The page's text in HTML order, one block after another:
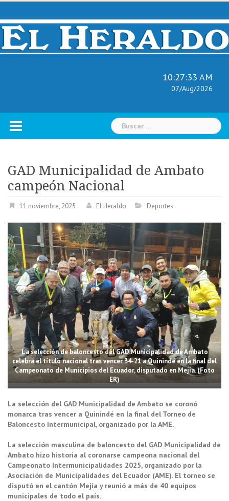
Skip
content
10:27:34 AM
07/Aug/2026
Buscar:
GAD Municipalidad de Ambato
campeón Nacional
11 noviembre, 2025 El Heraldo Deportes
La selección de baloncesto del GAD Municipalidad de Ambato
celebra el título nacional tras vencer 34-21 a Quinindé en la final del
Campeonato de Municipios del Ecuador, disputado en Mejía. (Foto
ER)
La selección del GAD Municipalidad de Ambato se coronó
monarca tras vencer a Quinindé en la final del Torneo de
Baloncesto Intermunicipal, organizado por la AME.
La selección masculina de baloncesto del GAD Municipalidad de
Ambato hizo historia al coronarse campeona nacional del
Campeonato Intermunicipalidades 2025, organizado por la
Asociación de Municipalidades del Ecuador (AME). El torneo se
disputó en el cantón Mejía y reunió a más de 40 equipos
municipales de todo el país.